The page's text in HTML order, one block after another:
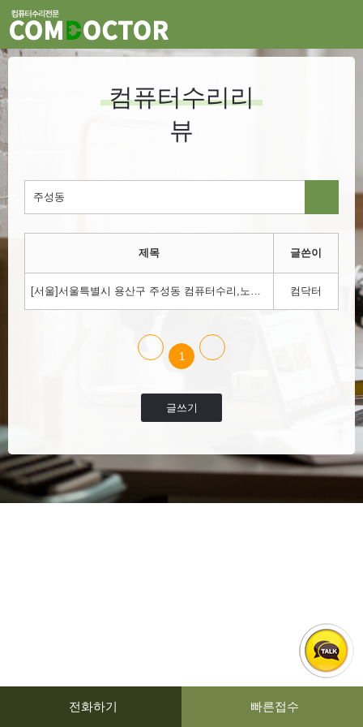
컴퓨터수리리
뷰
제목 글쓴이
[서울]서울특별시 용산구 주성동 컴퓨터수리,노트북수리,윈도우설치 컴닥터에서 하세요!!!1800-3354 컴닥터
1
글쓰기
전화하기 빠른접수